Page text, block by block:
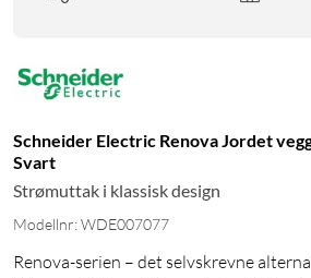
Schneider Electric Renova Jordet
Svart
Strømuttak i klassisk design
Modellnr: WDE007077
Renova-serien – det selvskrevne